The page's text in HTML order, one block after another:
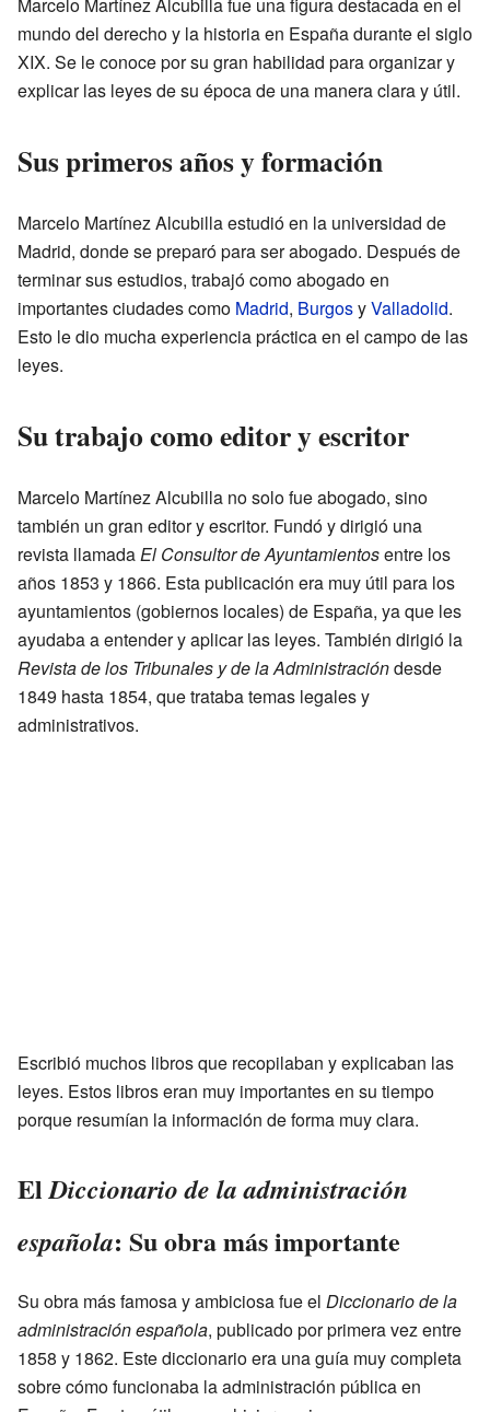
mundo del derecho y la historia en España durante el siglo
XIX. Se le conoce por su gran habilidad para organizar y
explicar las leyes de su época de una manera clara y útil.
Sus primeros años y formación
Marcelo Martínez Alcubilla estudió en la universidad de
Madrid, donde se preparó para ser abogado. Después de
terminar sus estudios, trabajó como abogado en
importantes ciudades como Madrid, BurgosyValladolid.
Esto le dio mucha experiencia práctica en el campo de las
leyes.
Su trabajo como editor y escritor
Marcelo Martínez Alcubilla no solo fue abogado, sino
también un gran editor y escritor. Fundó y dirigió una
revista llamadaEl Consultor de Ayuntamientosentre los
años 1853 y 1866. Esta publicación era muy útil para los
ayuntamientos (gobiernos locales) de España, ya que les
ayudaba a entender y aplicar las leyes. También dirigió la
Revista de los Tribunales y de la Administracióndesde
1849 hasta 1854, que trataba temas legales y
administrativos.
Escribió muchos libros que recopilaban y explicaban las
leyes. Estos libros eran muy importantes en su tiempo
porque resumían la información de forma muy clara.
ElDiccionario de la administración
española: Su obra más importante
Su obra más famosa y ambiciosa fue el Diccionario de la
administración española, publicado por primera vez entre
1858 y 1862. Este diccionario era una guía muy completa
sobre cómo funcionaba la administración pública en